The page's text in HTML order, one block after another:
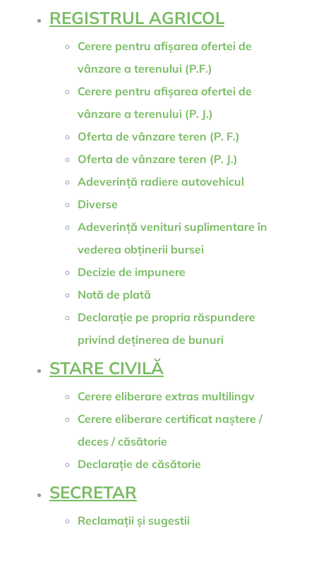
REGISTRUL AGRICOL
Cerere pentru afișarea ofertei de
vânzare a terenului (P.F.)
Cerere pentru afișarea ofertei de
vânzare a terenului (P. J.)
Oferta de vânzare teren (P. F.)
Oferta de vânzare teren (P. J.)
Adeverință radiere autovehicul
Diverse
Adeverință venituri suplimentare în
vederea obținerii bursei
Decizie de impunere
Notă de plată
Declarație pe propria răspundere
privind deținerea de bunuri
STARE CIVILĂ
Cerere eliberare extras multilingv
Cerere eliberare certificat naștere /
deces / căsătorie
Declarație de căsătorie
SECRETAR
Reclamații și sugestii